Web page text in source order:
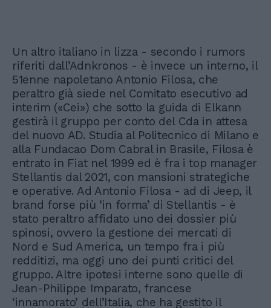
Un altro italiano in lizza - secondo i rumors
riferiti dall’Adnkronos - è invece un interno, il
51enne napoletano Antonio Filosa, che
peraltro già siede nel Comitato esecutivo ad
interim («Cei») che sotto la guida di Elkann
gestirà il gruppo per conto del Cda in attesa
del nuovo AD. Studia al Politecnico di Milano e
alla Fundacao Dom Cabral in Brasile, Filosa è
entrato in Fiat nel 1999 ed è fra i top manager
Stellantis dal 2021, con mansioni strategiche
e operative. Ad Antonio Filosa - ad di Jeep, il
brand forse più ‘in forma’ di Stellantis - è
stato peraltro affidato uno dei dossier più
spinosi, ovvero la gestione dei mercati di
Nord e Sud America, un tempo fra i più
redditizi, ma oggi uno dei punti critici del
gruppo. Altre ipotesi interne sono quelle di
Jean-Philippe Imparato, francese
‘innamorato’ dell’Italia, che ha gestito il